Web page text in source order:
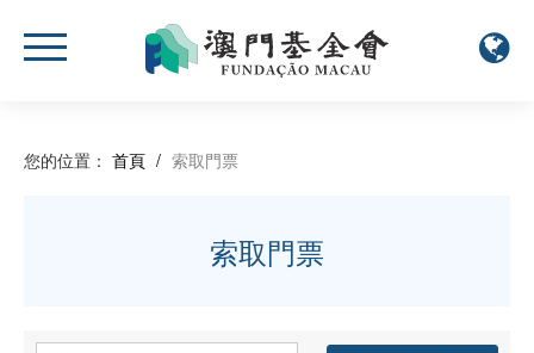
您的位置： 首頁 / 索取門票
索取門票